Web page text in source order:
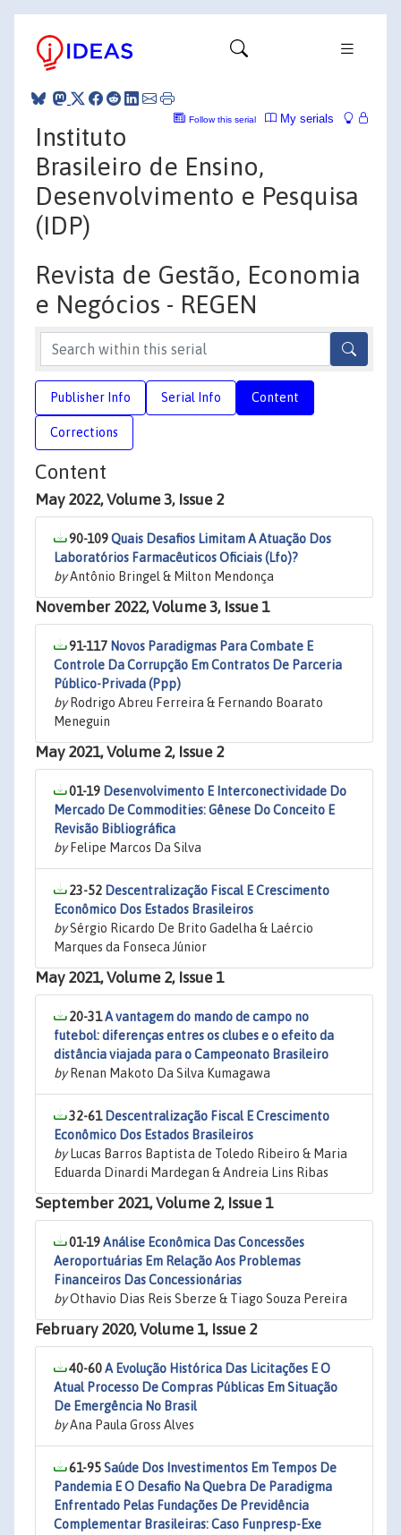
My serials
Follow this serial
Instituto
Brasileiro de Ensino,
Desenvolvimento e Pesquisa
(IDP)
Revista de Gestão, Economia
e Negócios - REGEN
Publisher Info Serial Info Content
Corrections
Content
May 2022, Volume 3, Issue 2
90-109Quais Desafios Limitam A Atuação Dos
Laboratórios Farmacêuticos Oficiais (Lfo)?
byAntônio Bringel & Milton Mendonça
November 2022, Volume 3, Issue 1
91-117 Novos Paradigmas Para Combate E
Controle Da Corrupção Em Contratos De Parceria
Público-Privada (Ppp)
byRodrigo Abreu Ferreira & Fernando Boarato
Meneguin
May 2021, Volume 2, Issue 2
01-19 Desenvolvimento E Interconectividade Do
Mercado De Commodities: Gênese Do Conceito E
Revisão Bibliográfica
byFelipe Marcos Da Silva
23-52 Descentralização Fiscal E Crescimento
Econômico Dos Estados Brasileiros
bySérgio Ricardo De Brito Gadelha & Laércio
Marques da Fonseca Júnior
May 2021, Volume 2, Issue 1
20-31A vantagem do mando de campo no
futebol: diferenças entres os clubes e o efeito da
distância viajada para o Campeonato Brasileiro
byRenan Makoto Da Silva Kumagawa
32-61 Descentralização Fiscal E Crescimento
Econômico Dos Estados Brasileiros
byLucas Barros Baptista de Toledo Ribeiro & Maria
Eduarda Dinardi Mardegan & Andreia Lins Ribas
September 2021, Volume 2, Issue 1
01-19Análise Econômica Das Concessões
Aeroportuárias Em Relação Aos Problemas
Financeiros Das Concessionárias
byOthavio Dias Reis Sberze & Tiago Souza Pereira
February 2020, Volume 1, Issue 2
40-60A Evolução Histórica Das Licitações E O
Atual Processo De Compras Públicas Em Situação
De Emergência No Brasil
byAna Paula Gross Alves
61-95Saúde Dos Investimentos Em Tempos De
Pandemia E O Desafio Na Quebra De Paradigma
Enfrentado Pelas Fundações De Previdência
Complementar Brasileiras: Caso Funpresp-Exe